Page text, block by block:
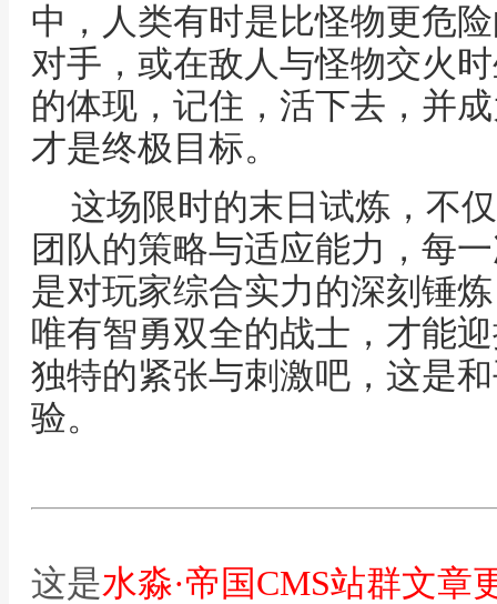
中，人类有时是比怪物更危
对手，或在敌人与怪物交火
的体现，记住，活下去，并
才是终极目标。
这场限时的末日试炼，不
团队的策略与适应能力，每
是对玩家综合实力的深刻锤
唯有智勇双全的战士，才能
独特的紧张与刺激吧，这是
验。
这是水淼·帝国CMS站群文章